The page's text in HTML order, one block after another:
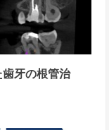
牙の根管治